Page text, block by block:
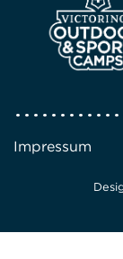
Impressum